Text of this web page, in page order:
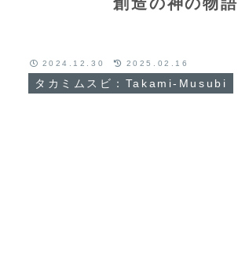
タカミムスビ：Takami-Musubi
2024.12.30 2025.02.16